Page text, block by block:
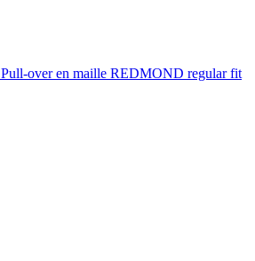
Pull-over en maille REDMOND regular fit